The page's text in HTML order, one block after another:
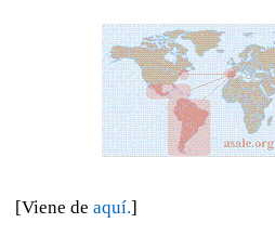
[Viene de aquí.]